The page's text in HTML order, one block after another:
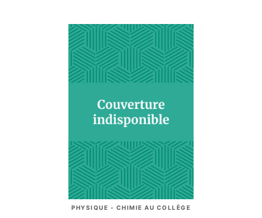
PHYSIQUE - CHIMIE AU COLLÈGE